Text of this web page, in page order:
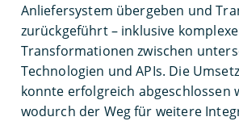
Anliefersystem übergeben und
zurückgeführt – inklusive
Transformationen zwischen
Technologien und APIs. Die
konnte erfolgreich abgeschlossen
wodurch der Weg für weitere